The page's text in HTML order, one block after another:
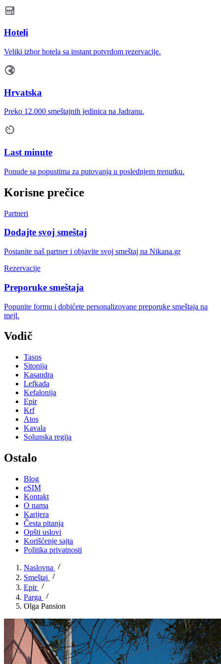
Hoteli
Veliki izbor hotela sa instant potvrdom rezervacije.
Hrvatska
Preko 12.000 smeštajnih jedinica na Jadranu.
Last minute
Ponude sa popustima za putovanja u poslednjem trenutku.
Korisne prečice
Partneri
Dodajte svoj smeštaj
Postanite naš partner i objavite svoj smeštaj na Nikana.gr
Rezervacije
Preporuke smeštaja
Popunite formu i dobićete personalizovane preporuke smeštaja na
mejl.
Vodič
Tasos
Sitonija
Kasandra
Lefkada
Kefalonija
Epir
Krf
Atos
Kavala
Solunska regija
Ostalo
Blog
eSIM
Kontakt
O nama
Karijera
Česta pitanja
Opšti uslovi
Korišćenje sajta
Politika privatnosti
Naslovna
Smeštaj
Epir
Parga
Olga Pansion